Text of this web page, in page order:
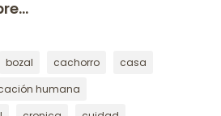
bozal cachorro
casa
humana